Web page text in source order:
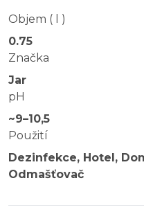
Objem ( l )
0.75
Značka
Jar
pH
~9–10,5
Použití
Dezinfekce, Hotel,
Odmašťovač